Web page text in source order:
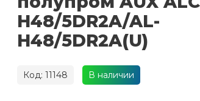
H48/5DR2A/AL-
H48/5DR2A(U)
Код: 11148 В наличии